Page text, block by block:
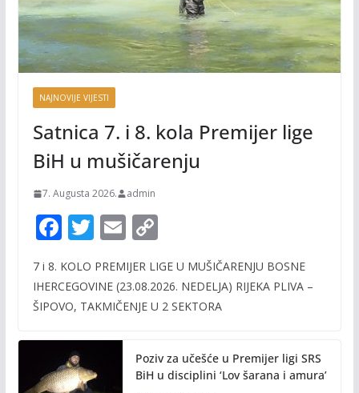
NAJNOVIJE VIJESTI
Satnica 7. i 8. kola Premijer lige
BiH u mušičarenju
7. Augusta 2026. admin
F
e
b
o
k
T
itt
er
E
ai
l
C
p
y
n
k
7 i 8. KOLO PREMIJER LIGE U MUŠIČARENJU BOSNE
IHERCEGOVINE (23.08.2026. NEDELJA) RIJEKA PLIVA –
ŠIPOVO, TAKMIČENJE U 2 SEKTORA
Poziv za učešće u Premijer ligi SRS
BiH u disciplini ‘Lov šarana i amura’